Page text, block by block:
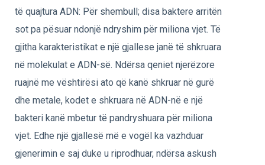
të quajtura ADN: Për shembull; disa baktere arritën
sot pa pësuar ndonjë ndryshim për miliona vjet. Të
gjitha karakteristikat e një gjallese janë të shkruara
në molekulat e ADN-së. Ndërsa qeniet njerëzore
ruajnë me vështirësi ato që kanë shkruar në gurë
dhe metale, kodet e shkruara në ADN-në e një
bakteri kanë mbetur të pandryshuara për miliona
vjet. Edhe një gjallesë më e vogël ka vazhduar
gjenerimin e saj duke u riprodhuar, ndërsa askush